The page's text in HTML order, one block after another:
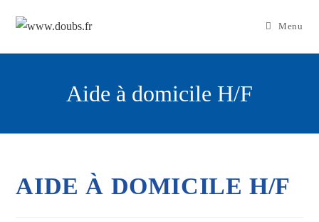
Menu
Aide à domicile H/F
AIDE À DOMICILE H/F